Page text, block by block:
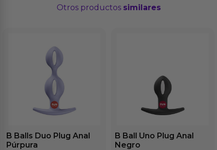
Otros productos similares
B Balls Duo Plug Anal
Púrpura
B Ball Uno Plug Anal
Negro